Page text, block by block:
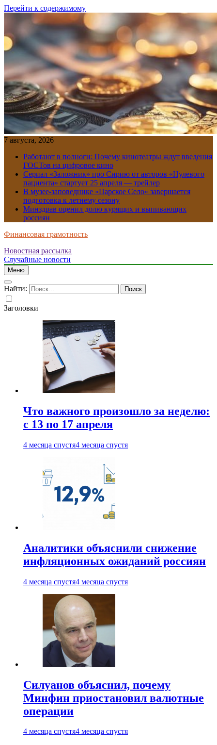
Перейти к содержимому
7 августа, 2026
Работают в полноги: Почему кинотеатры ждут введения
ГОСТов на цифровое кино
Сериал «Заложник» про Сирию от авторов «Нулевого
пациента» стартует 25 апреля — трейлер
В музее-заповеднике «Царское Село» завершается
подготовка к летнему сезону
Минздрав оценил долю курящих и выпивающих
россиян
Финансовая грамотность
Новостная рассылка
Случайные новости
Меню
Найти:
Заголовки
Что важного произошло за неделю:
с 13 по 17 апреля
4 месяца спустя4 месяца спустя
Аналитики объяснили снижение
инфляционных ожиданий россиян
4 месяца спустя4 месяца спустя
Силуанов объяснил, почему
Минфин приостановил валютные
операции
4 месяца спустя4 месяца спустя